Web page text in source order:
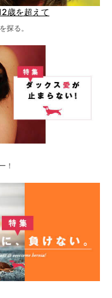
歳を超えて
探る。
！